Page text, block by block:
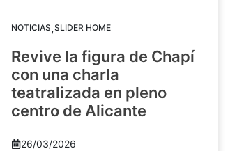
NOTICIAS,SLIDER HOME
Revive la figura de Chapí
con una charla
teatralizada en pleno
centro de Alicante
26/03/2026